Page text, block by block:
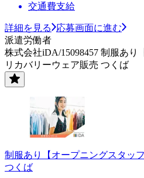
交通費支給
詳細を見る
応募画面に進む
派遣労働者
株式会社iDA/15098457 制服あり
リカバリーウェア販売 つくば
制服あり【オープニングスタッ
つくば